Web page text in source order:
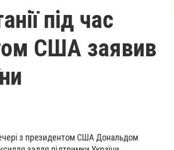
під час
США заявив
з президентом США Дональдом